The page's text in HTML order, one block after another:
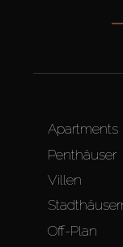
Apartments
Penthäuser
Villen
Off-Plan